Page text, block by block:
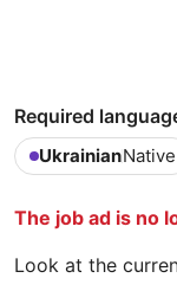
Required
UkrainianNative
The job ad is no
Look at the